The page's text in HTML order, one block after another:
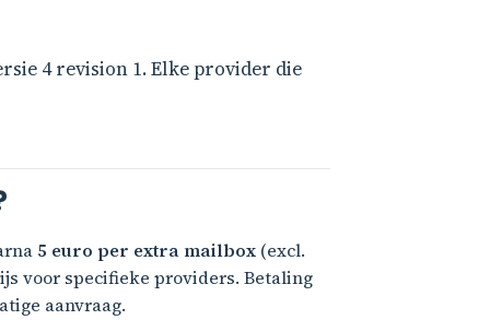
4 revision 1. Elke provider die
5 euro per extra mailbox (excl.
voor specifieke providers. Betaling
aanvraag.